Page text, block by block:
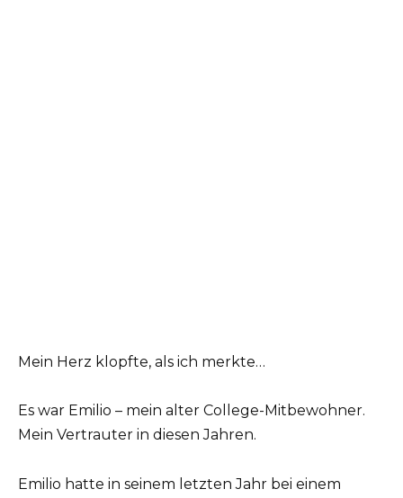
Mein Herz klopfte, als ich merkte…
Es war Emilio – mein alter College-Mitbewohner.
Mein Vertrauter in diesen Jahren.
Emilio hatte in seinem letzten Jahr bei einem